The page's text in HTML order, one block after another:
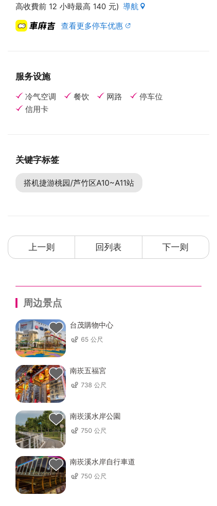
高收費前 12 小時最高 140 元) 導航
查看更多停车优惠
服务设施
冷气空调 餐饮 网路
停车位
信用卡
关键字标签
搭机捷游桃园/芦竹区A10~A11站
上一则 回列表 下一则
周边景点
台茂購物中心
65 公尺
南崁五福宮
738 公尺
南崁溪水岸公園
750 公尺
南崁溪水岸自行車道
750 公尺